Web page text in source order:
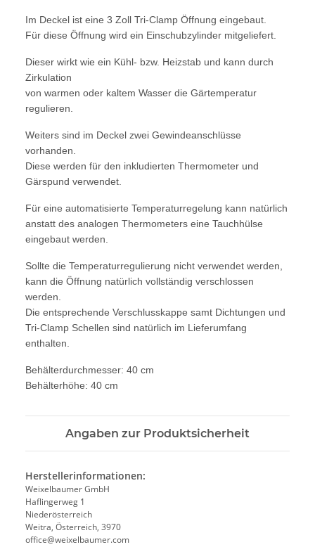
Im Deckel ist eine 3 Zoll Tri-Clamp Öffnung eingebaut.
Für diese Öffnung wird ein Einschubzylinder mitgeliefert.
Dieser wirkt wie ein Kühl- bzw. Heizstab und kann durch
Zirkulation
von warmen oder kaltem Wasser die Gärtemperatur
regulieren.
Weiters sind im Deckel zwei Gewindeanschlüsse
vorhanden.
Diese werden für den inkludierten Thermometer und
Gärspund verwendet.
Für eine automatisierte Temperaturregelung kann natürlich
anstatt des analogen Thermometers eine Tauchhülse
eingebaut werden.
Sollte die Temperaturregulierung nicht verwendet werden,
kann die Öffnung natürlich vollständig verschlossen
werden.
Die entsprechende Verschlusskappe samt Dichtungen und
Tri-Clamp Schellen sind natürlich im Lieferumfang
enthalten.
Behälterdurchmesser: 40 cm
Behälterhöhe: 40 cm
Angaben zur Produktsicherheit
Herstellerinformationen:
Weixelbaumer GmbH
Haflingerweg 1
Niederösterreich
Weitra, Österreich, 3970
office@weixelbaumer.com